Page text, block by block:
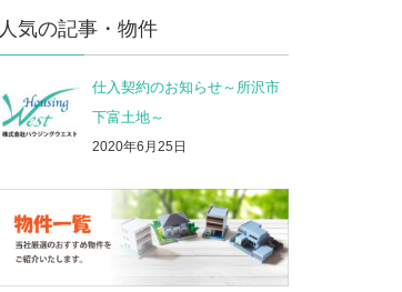
人気の記事・物件
仕入契約のお知らせ～所沢市
下富土地～
2020年6月25日